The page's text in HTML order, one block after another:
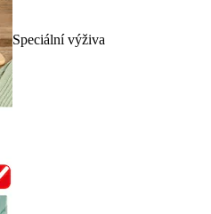
Speciální výživa